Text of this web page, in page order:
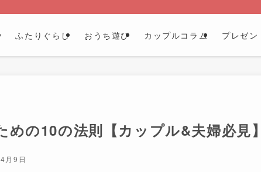
ふたりぐらし おうち遊び カップルコラム プレゼン
めの10の法則【カップル&夫婦必見
月9日